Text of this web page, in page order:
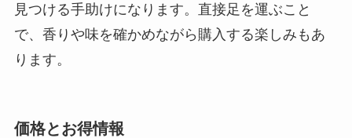
見つける手助けになります。直接足を運ぶこと
で、香りや味を確かめながら購入する楽しみもあ
ります。
価格とお得情報